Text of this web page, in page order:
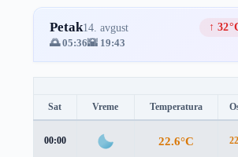
Petak14. avgust ↑
🌅 05:36🌇 19:43
Sat Vreme Temperatura
00:00 22.6°C